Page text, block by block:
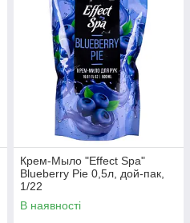
Крем-Мыло "Effect Spa"
Blueberry Pie 0,5л, дой-пак,
1/22
В наявності